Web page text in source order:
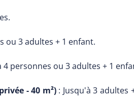
ou 3 adultes + 1 enfant.
4 personnes ou 3 adultes + 1
- 40 m²): Jusqu'à 3 adultes